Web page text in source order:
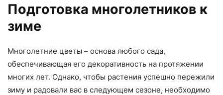
Подготовка многолетников к
зиме
Многолетние цветы – основа любого сада,
обеспечивающая его декоративность на протяжении
многих лет. Однако, чтобы растения успешно пережили
зиму и радовали вас в следующем сезоне, необходимо